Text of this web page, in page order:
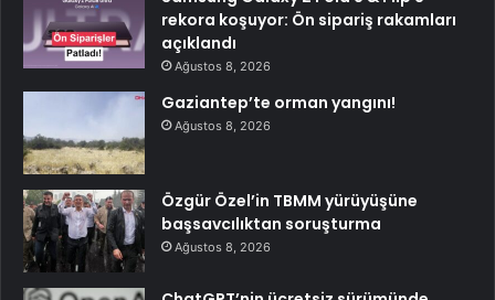
rekora koşuyor: Ön sipariş rakamları
açıklandı
Ağustos 8, 2026
Gaziantep’te orman yangını!
Ağustos 8, 2026
Özgür Özel’in TBMM yürüyüşüne
başsavcılıktan soruşturma
Ağustos 8, 2026